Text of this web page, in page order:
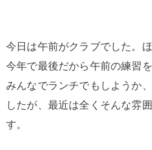
今日は午前がクラブでした。
今年で最後だから午前の練習
みんなでランチでもしようか
したが、最近は全くそんな雰
す。